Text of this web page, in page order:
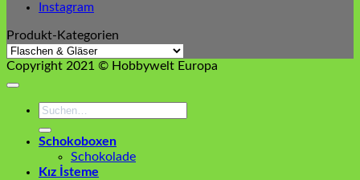
Instagram
Produkt-Kategorien
Copyright 2021 © Hobbywelt Europa
Suchen
Schokoboxen
Schokolade
Kız İsteme